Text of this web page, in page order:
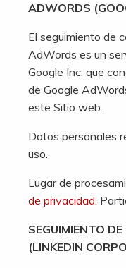
ADWORDS
El seguimiento de
AdWords es un
Google Inc. que
de Google
este Sitio web.
Datos personales
uso.
Lugar de
de privacidad.
SEGUIMIENTO
(LINKEDIN